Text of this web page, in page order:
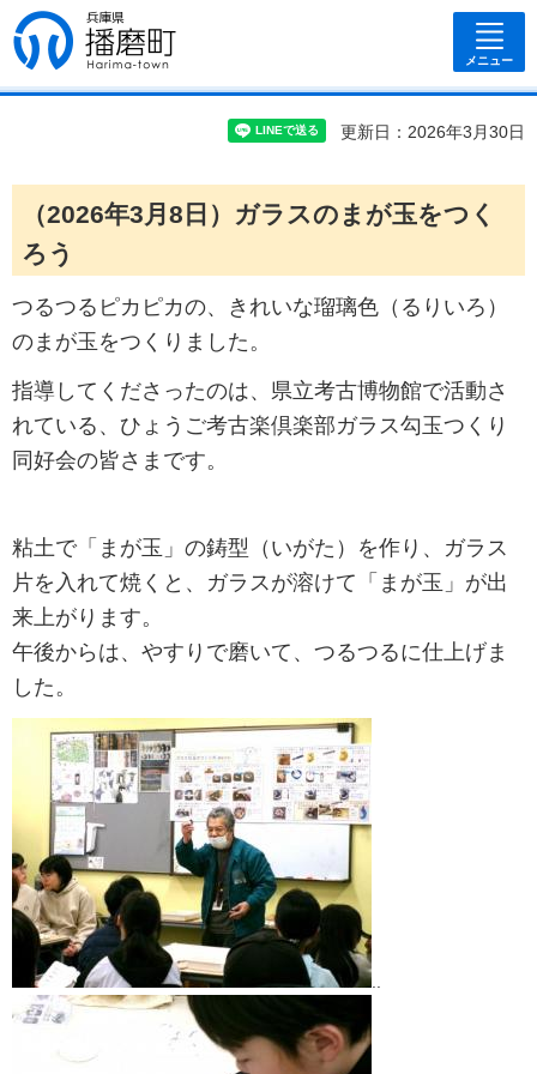
兵庫県 播磨
町
メニュー
更新日：2026年3月30日
（2026年3月8日）ガラスのまが玉をつく
ろう
つるつるピカピカの、きれいな瑠璃色（るりいろ）
のまが玉をつくりました。
指導してくださったのは、県立考古博物館で活動さ
れている、ひょうご考古楽倶楽部ガラス勾玉つくり
同好会の皆さまです。
粘土で「まが玉」の鋳型（いがた）を作り、ガラス
片を入れて焼くと、ガラスが溶けて「まが玉」が出
来上がります。
午後からは、やすりで磨いて、つるつるに仕上げま
した。